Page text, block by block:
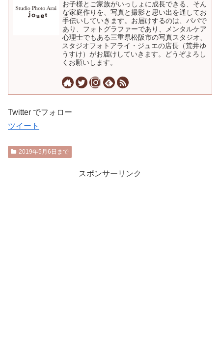
お子様とご家族がいっしょに成長できる、そん
な家庭作りを、写真と撮影と思い出を通してお
手伝いしていきます。お届けするのは、パパで
あり、フォトグラファーであり、メンタルケア
心理士でもある三重県松阪市の写真スタジオ、
スタジオフォトアライ・ジュエの店長（荒井ゆ
うすけ）がお届けしていきます。どうぞよろし
くお願いします。
Twitter でフォロー
ツイート
2019年5月6日まで
スポンサーリンク